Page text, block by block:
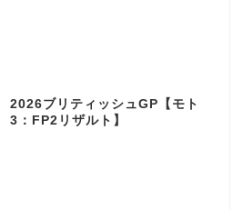
2026ブリティッシュGP【モト
3：FP2リザルト】